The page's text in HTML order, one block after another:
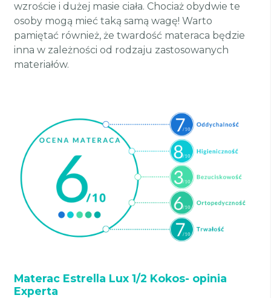
wzroście i dużej masie ciała. Chociaż obydwie te
osoby mogą mieć taką samą wagę! Warto
pamiętać również, że twardość materaca będzie
inna w zależności od rodzaju zastosowanych
materiałów.
Materac Estrella Lux 1/2 Kokos- opinia
Experta